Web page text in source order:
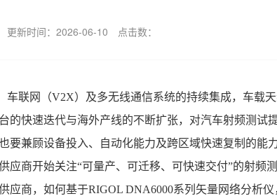
更新时间：2026-06-10 点击数：
车联网（V2X）及多无线通信系统的持续集成，车载
的快速迭代与海外产线的不断扩张，对汽车射频测试
要兼顾设备投入、自动化能力及跨区域快速复制的能
应商开始关注“可量产、可迁移、可快速交付”的射频
应商，如何基于RIGOL DNA6000系列矢量网络分析